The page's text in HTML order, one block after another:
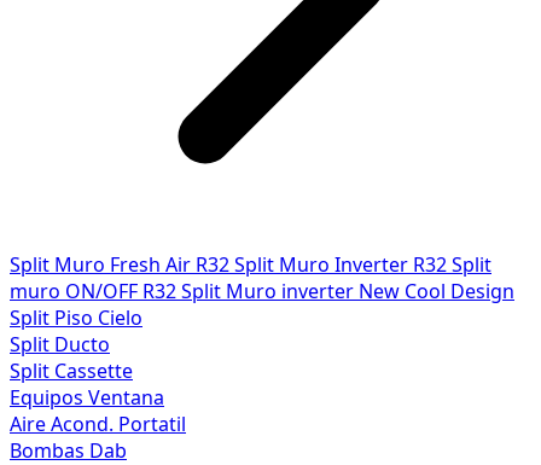
Split Muro Fresh Air R32Split Muro Inverter R32Split
muro ON/OFF R32Split Muro inverter New Cool Design
Split Piso Cielo
Split Ducto
Split Cassette
Equipos Ventana
Aire Acond. Portatil
Bombas Dab